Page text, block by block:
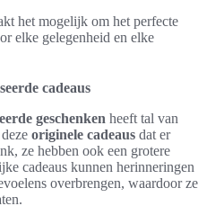
het mogelijk om het perfecte
elke gelegenheid en elke
cadeaus
geschenken heeft tal van
originele cadeaus dat er
ze hebben ook een grotere
cadeaus kunnen herinneringen
overbrengen, waardoor ze